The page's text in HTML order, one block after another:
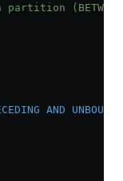
(BETWEEN
AND